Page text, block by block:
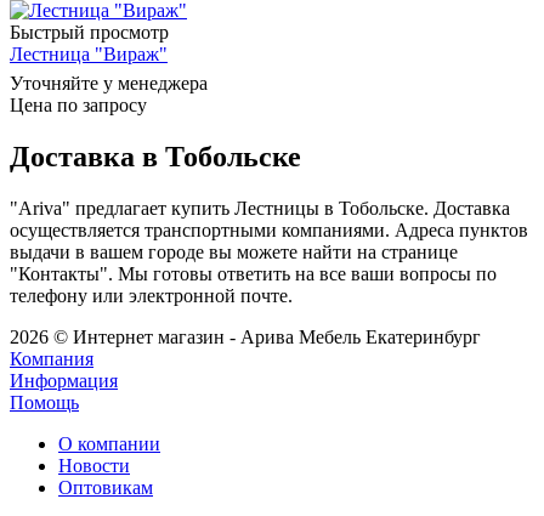
Быстрый просмотр
Лестница "Вираж"
Уточняйте у менеджера
Цена по запросу
Доставка в Тобольске
"Ariva" предлагает купить Лестницы в Тобольске. Доставка
осуществляется транспортными компаниями. Адреса пунктов
выдачи в вашем городе вы можете найти на странице
"Контакты". Мы готовы ответить на все ваши вопросы по
телефону или электронной почте.
2026 © Интернет магазин - Арива Мебель Екатеринбург
Компания
Информация
Помощь
О компании
Новости
Оптовикам